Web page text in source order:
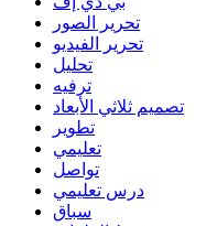
تحرير الصور
تحرير الفيديو
تحليل
ترفيه
تصميم ثلاثي الأبعاد
تطوير
تعليمي
تواصل
درس تعليمي
سباق